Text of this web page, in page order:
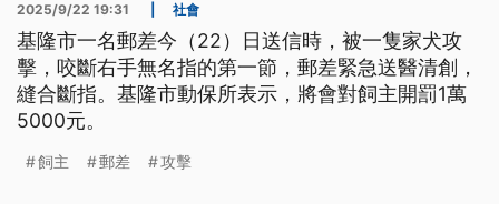
2025/9/22 19:31 社會
基隆市一名郵差今（22）日送信時，被一隻家犬攻
擊，咬斷右手無名指的第一節，郵差緊急送醫清創，
縫合斷指。基隆市動保所表示，將會對飼主開罰1萬
5000元。
飼主 郵差 攻擊